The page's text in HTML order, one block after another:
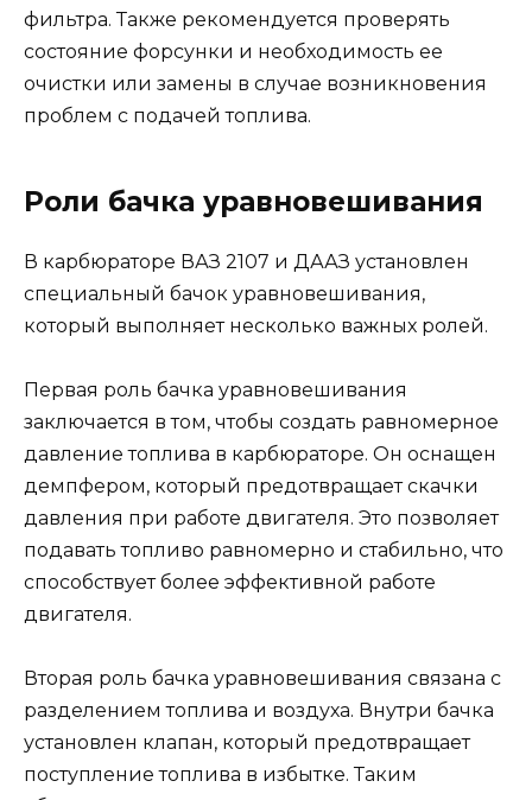
фильтра. Также рекомендуется проверять
состояние форсунки и необходимость ее
очистки или замены в случае возникновения
проблем с подачей топлива.
Роли бачка уравновешивания
В карбюраторе ВАЗ 2107 и ДААЗ установлен
специальный бачок уравновешивания,
который выполняет несколько важных ролей.
Первая роль бачка уравновешивания
заключается в том, чтобы создать равномерное
давление топлива в карбюраторе. Он оснащен
демпфером, который предотвращает скачки
давления при работе двигателя. Это позволяет
подавать топливо равномерно и стабильно, что
способствует более эффективной работе
двигателя.
Вторая роль бачка уравновешивания связана с
разделением топлива и воздуха. Внутри бачка
установлен клапан, который предотвращает
поступление топлива в избытке. Таким